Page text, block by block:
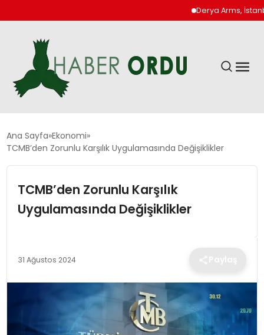
Derya Arms,
GÜNDEM
DÜNYA
EKONOMI
EĞITIM
Ana Sayfa Ekonomi
TCMB’den Zorunlu Karşılık Uygulamasında Değişiklikler
TCMB’den Zorunlu Karşılık
Uygulamasında Değişiklikler
31 Ağustos 2024